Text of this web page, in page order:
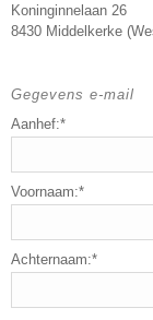
Koninginnelaan 26
8430 Middelkerke
Gegevens e-mail
Aanhef:*
Voornaam:*
Achternaam:*